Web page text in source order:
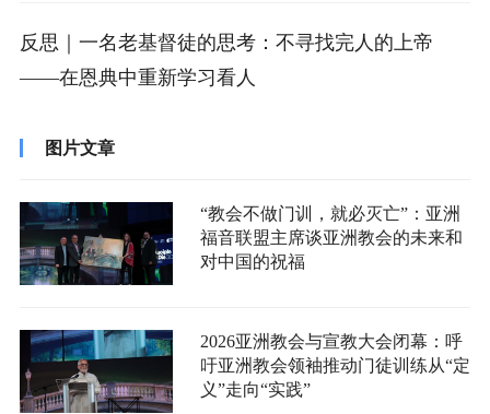
反思｜一名老基督徒的思考：不寻找完人的上帝
——在恩典中重新学习看人
图片文章
“教会不做门训，就必灭亡”：亚洲
福音联盟主席谈亚洲教会的未来和
对中国的祝福
2026亚洲教会与宣教大会闭幕：呼
吁亚洲教会领袖推动门徒训练从“定
义”走向“实践”